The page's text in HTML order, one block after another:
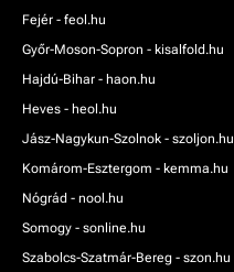
Fejér - feol.hu
Győr-Moson-Sopron - kisalfold.hu
Hajdú-Bihar - haon.hu
Heves - heol.hu
Jász-Nagykun-Szolnok - szoljon.hu
Komárom-Esztergom - kemma.hu
Nógrád - nool.hu
Somogy - sonline.hu
Szabolcs-Szatmár-Bereg - szon.hu